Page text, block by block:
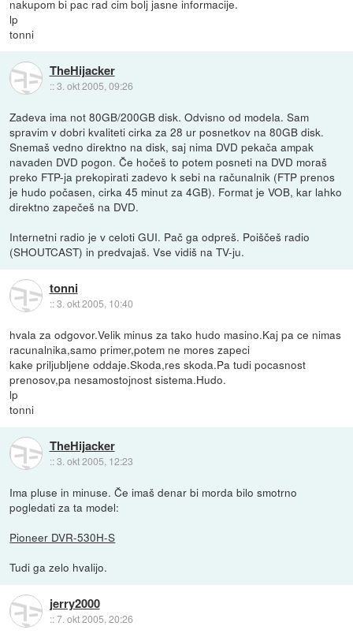
nakupom bi pac rad cim bolj jasne informacije.
lp
tonni
TheHijacker
::3. okt 2005, 09:26
Zadeva ima not 80GB/200GB disk. Odvisno od modela. Sam
spravim v dobri kvaliteti cirka za 28 ur posnetkov na 80GB disk.
Snemaš vedno direktno na disk, saj nima DVD pekača ampak
navaden DVD pogon. Če hočeš to potem posneti na DVD moraš
preko FTP-ja prekopirati zadevo k sebi na računalnik (FTP prenos
je hudo počasen, cirka 45 minut za 4GB). Format je VOB, kar lahko
direktno zapečeš na DVD.
Internetni radio je v celoti GUI. Pač ga odpreš. Poiščeš radio
(SHOUTCAST) in predvajaš. Vse vidiš na TV-ju.
tonni
::3. okt 2005, 10:40
hvala za odgovor.Velik minus za tako hudo masino.Kaj pa ce nimas
racunalnika,samo primer,potem ne mores zapeci
kake priljubljene oddaje.Skoda,res skoda.Pa tudi pocasnost
prenosov,pa nesamostojnost sistema.Hudo.
lp
tonni
TheHijacker
::3. okt 2005, 12:23
Ima pluse in minuse. Če imaš denar bi morda bilo smotrno
pogledati za ta model:
Pioneer DVR-530H-S
Tudi ga zelo hvalijo.
jerry2000
::7. okt 2005, 20:26